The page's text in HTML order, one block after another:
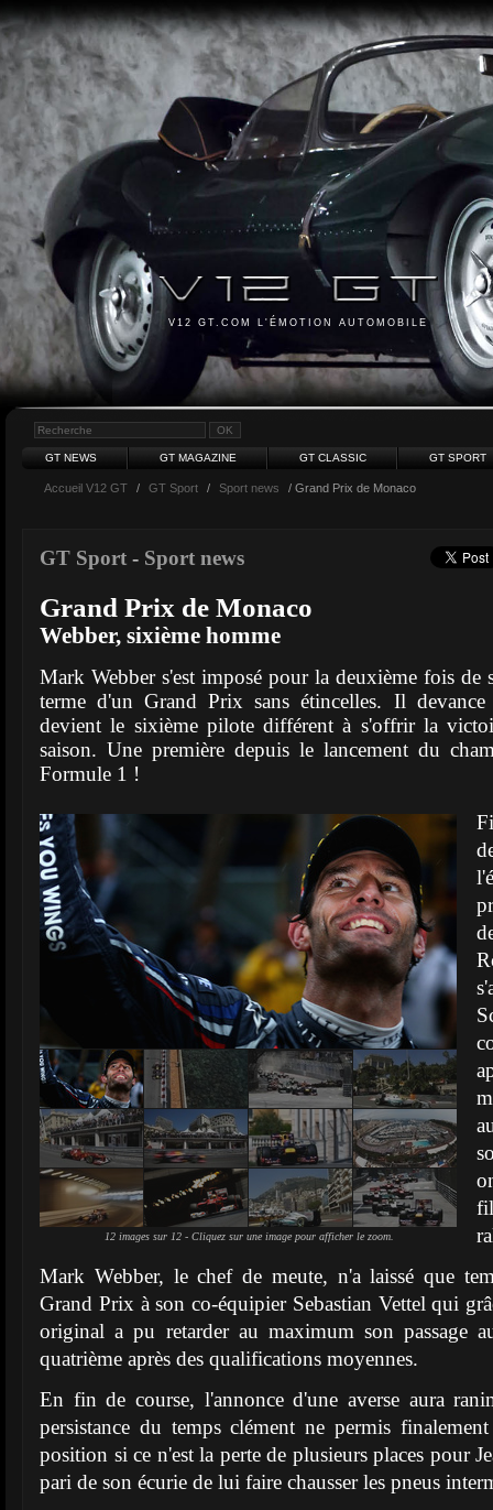
V12 GT.COM L'ÉMOTION AUTOMOBILE
GT NEWS GT MAGAZINE GT CLASSIC GT SPORT
Accueil V12 GT / GT Sport / Sport news / Grand Prix de Monaco
GT Sport - Sport news
Grand Prix de Monaco
Webber, sixième homme
Mark Webber s'est imposé pour la deuxième fois de
terme d'un Grand Prix sans étincelles. Il
devient le sixième pilote différent à s'offrir la
saison. Une première depuis le lancement du
Formule 1 !
12 images sur 12 - Cliquez sur une image pour afficher le zoom.
Mark Webber, le chef de meute, n'a laissé que
Grand Prix à son co-équipier Sebastian Vettel qui
original a pu retarder au maximum son passage
quatrième après des qualifications moyennes.
En fin de course, l'annonce d'une averse aura
persistance du temps clément ne permis
position si ce n'est la perte de plusieurs places pour
pari de son écurie de lui faire chausser les pneus